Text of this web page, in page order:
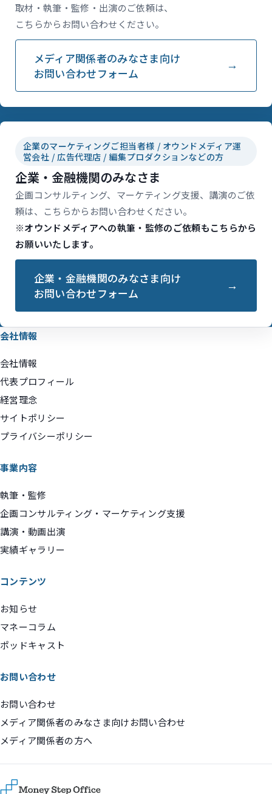
取材・執筆・監修・出演のご依頼は、
こちらからお問い合わせください。
メディア関係者のみなさま向け
お問い合わせフォーム
企業のマーケティングご担当者様 / オウンドメディア運
営会社 / 広告代理店 / 編集プロダクションなどの方
企業・金融機関のみなさま
企画コンサルティング、マーケティング支援、講演のご依
頼は、こちらからお問い合わせください。
※オウンドメディアへの執筆・監修のご依頼もこちらから
お願いいたします。
企業・金融機関のみなさま向け
お問い合わせフォーム
会社情報
会社情報
代表プロフィール
経営理念
サイトポリシー
プライバシーポリシー
事業内容
執筆・監修
企画コンサルティング・マーケティング支援
講演・動画出演
実績ギャラリー
コンテンツ
お知らせ
マネーコラム
ポッドキャスト
お問い合わせ
お問い合わせ
メディア関係者のみなさま向けお問い合わせ
メディア関係者の方へ